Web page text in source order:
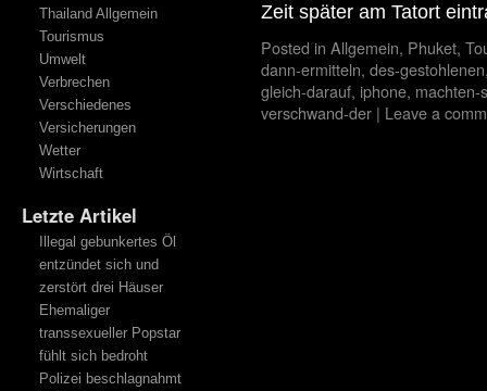
Thailand Allgemein
Tourismus
Umwelt
Verbrechen
Verschiedenes
Versicherungen
Wetter
Wirtschaft
Letzte Artikel
Illegal gebunkertes Öl
entzündet sich und
zerstört drei Häuser
Ehemaliger
transsexueller Popstar
fühlt sich bedroht
Polizei beschlagnahmt
Zeit später am Tatort
Posted in Allgemein, Phuket,
dann-ermitteln, des-gestohlenen
gleich-darauf, iphone, machten-
verschwand-der | Leave a